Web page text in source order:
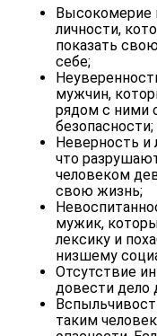
Высокомерие
личности,
показать
себе;
мужчин,
рядом с ними
безопасности;
Неверность и
что
человеком
свою жизнь;
мужик,
лексику и
низшему
Отсутствие
довести дело
таким